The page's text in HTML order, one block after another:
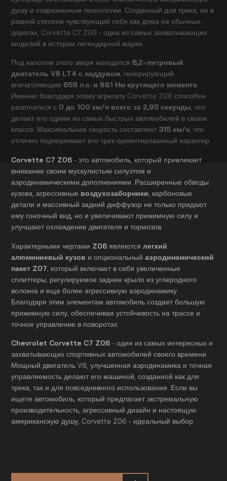
душу и современные технологии. Созданный для трека, но в
равной степени чувствующий себя как дома на обычных
дорогах, Corvette C7 Z06 - одна из самых захватывающих
моделей в истории легендарной марки.
Под капотом этого зверя находится 6,2-литровый
двигатель V8 LT4 с наддувом , генерирующий
впечатляющие 659 л.с. и 881 Нм крутящего момента
Именно благодаря этому агрегату Corvette Z06 способен
разогнаться с 0 до 100 км/ч всего за 2,95 секунды , что
делает его одним из самых быстрых автомобилей в своем
классе. Максимальная скорость составляет 315 км/ч , что
отлично подчеркивает его трек-ориентированный характер.
Corvette C7 Z06 - это автомобиль, который привлекает
внимание своим мускулистым силуэтом и
аэродинамическими дополнениями. Расширенные обводы
кузова, агрессивные воздухозаборники , карбоновые
детали и массивный задний диффузор не только придают
ему гоночный вид, но и увеличивают прижимную силу и
улучшают охлаждение двигателя и тормозов.
Характерными чертами Z06 являютсялегкий
алюминиевый кузов и опциональныйаэродинамический
пакет Z07 , который включает в себя увеличенные
сплиттеры, регулируемое заднее крыло из углеродного
волокна и еще более агрессивную аэродинамику.
Благодаря этим элементам автомобиль создает большую
прижимную силу, обеспечивая устойчивость на трассе и
точное управление в поворотах.
Chevrolet Corvette C7 Z06- один из самых интересных и
захватывающих спортивных автомобилей своего времени.
Мощный двигатель V8, улучшенная аэродинамика и точная
управляемость делают его машиной, созданной как для
трека, так и для повседневного использования. Если вы
ищете автомобиль, который предлагает экстремальную
производительность, агрессивный дизайн и настоящую
американскую душу, Corvette Z06 - идеальный выбор.